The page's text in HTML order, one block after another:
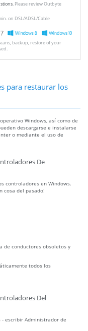
. Please review Outbyte
on DSL/ADSL/Cable
backup, restore of your
para restaurar los
Windows, así como de
descargarse e instalarse
o mediante el uso de
De
controladores en Windows.
cosa del pasado!
de conductores obsoletos y
todos los
Del
escribir Administrador de